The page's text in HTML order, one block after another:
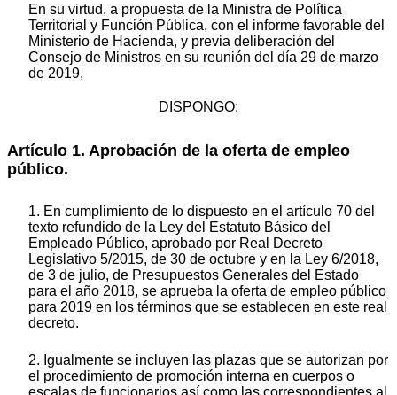
En su virtud, a propuesta de la Ministra de Política
Territorial y Función Pública, con el informe favorable del
Ministerio de Hacienda, y previa deliberación del
Consejo de Ministros en su reunión del día 29 de marzo
de 2019,
DISPONGO:
Artículo 1. Aprobación de la oferta de empleo
público.
1. En cumplimiento de lo dispuesto en el artículo 70 del
texto refundido de la Ley del Estatuto Básico del
Empleado Público, aprobado por Real Decreto
Legislativo 5/2015, de 30 de octubre y en la Ley 6/2018,
de 3 de julio, de Presupuestos Generales del Estado
para el año 2018, se aprueba la oferta de empleo público
para 2019 en los términos que se establecen en este real
decreto.
2. Igualmente se incluyen las plazas que se autorizan por
el procedimiento de promoción interna en cuerpos o
escalas de funcionarios así como las correspondientes al